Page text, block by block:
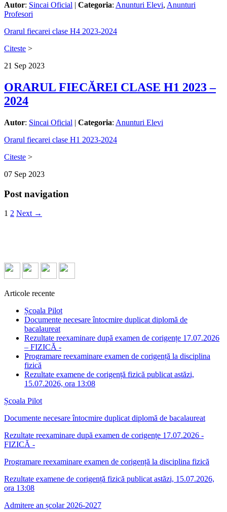
Autor: Sincai Oficial | Categoria: Anunturi Elevi, Anunturi
Profesori
Orarul fiecarei clase H4 2023-2024
Citeste >
21 Sep 2023
ORARUL FIECĂREI CLASE H1 2023 –
2024
Autor: Sincai Oficial | Categoria: Anunturi Elevi
Orarul fiecarei clase H1 2023-2024
Citeste >
07 Sep 2023
Post navigation
1 2 Next →
Articole recente
Școala Pilot
Documente necesare întocmire duplicat diplomă de
bacalaureat
Rezultate reexaminare după examen de corigențe 17.07.2026
– FIZICĂ -
Programare reexaminare examen de corigență la disciplina
fizică
Rezultate examene de corigență fizică publicat astăzi,
15.07.2026, ora 13:08
Școala Pilot
Documente necesare întocmire duplicat diplomă de bacalaureat
Rezultate reexaminare după examen de corigențe 17.07.2026 -
FIZICĂ -
Programare reexaminare examen de corigență la disciplina fizică
Rezultate examene de corigență fizică publicat astăzi, 15.07.2026,
ora 13:08
Admitere an școlar 2026-2027